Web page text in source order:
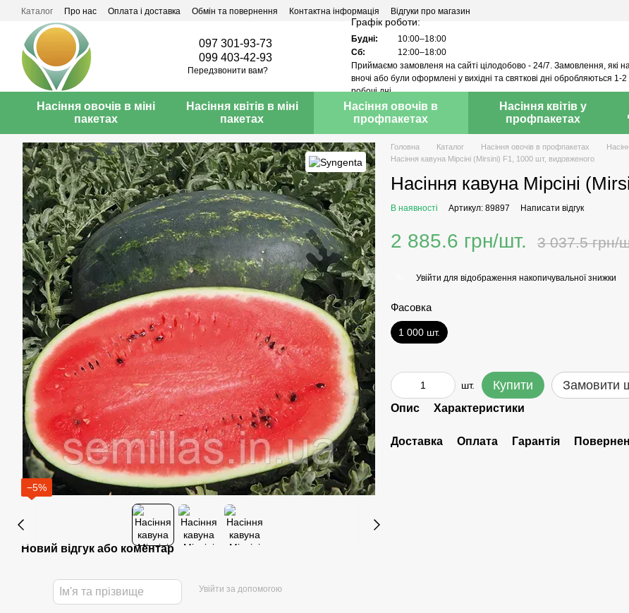
Перейти до основного контенту
Каталог Про нас Оплата і доставка Обмін та повернення Контактна інформація Відгуки про магазин
097 301-93-73
099 403-42-93
Передзвонити вам?
Графік роботи:
Будні:
10:00–18:00
Сб:
12:00–18:00
Приймаємо замовленя на сайті цілодобово - 24/7. Замовлення, які
вночі або були оформлені у вихідні та святкові дні обробляються 1-2
робочі дні.
Насіння овочів в міні
пакетах
Насіння квітів в міні
пакетах
Насіння овочів в
профпакетах
Насіння квітів у
профпакетах
−5%
Новий відгук або коментар
Увійти за допомогою
Головна Каталог Насіння овочів в профпакетах
Насіння кавуна Мірсіні (Mirsini) F1, 1000 шт, видовженого
Насіння кавуна Мірсіні
В наявності Артикул: 89897 Написати відгук
2 885.6 грн/шт. 3 037.5 грн/
Увійти для відображення накопичувальної знижки
Фасовка
1 000 шт.
шт. Купити Замовити
Опис Характеристики
Доставка Оплата Гарантія